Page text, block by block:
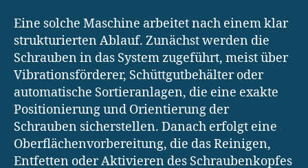
Eine solche Maschine arbeitet nach einem klar
strukturierten Ablauf. Zunächst werden die
Schrauben in das System zugeführt, meist über
Vibrationsförderer, Schüttgutbehälter oder
automatische Sortieranlagen, die eine exakte
Positionierung und Orientierung der
Schrauben sicherstellen. Danach erfolgt eine
Oberflächenvorbereitung, die das Reinigen,
Entfetten oder Aktivieren des Schraubenkopfes